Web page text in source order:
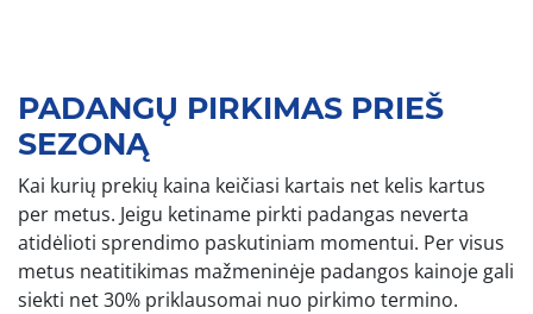
PADANGŲ PIRKIMAS PRIEŠ
SEZONĄ
Kai kurių prekių kaina keičiasi kartais net kelis kartus
per metus. Jeigu ketiname pirkti padangas neverta
atidėlioti sprendimo paskutiniam momentui. Per visus
metus neatitikimas mažmeninėje padangos kainoje gali
siekti net 30% priklausomai nuo pirkimo termino.